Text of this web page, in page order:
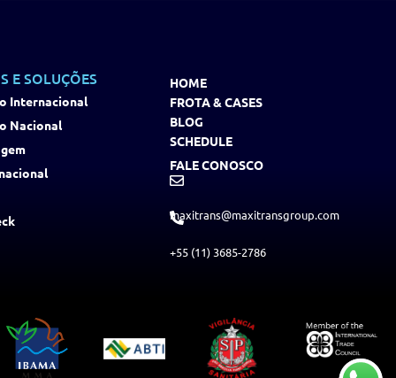
E SOLUÇÕES
Internacional
Nacional
HOME
FROTA & CASES
BLOG
SCHEDULE
FALE CONOSCO
maxitrans@maxitransgroup.com
+55 (11) 3685-2786